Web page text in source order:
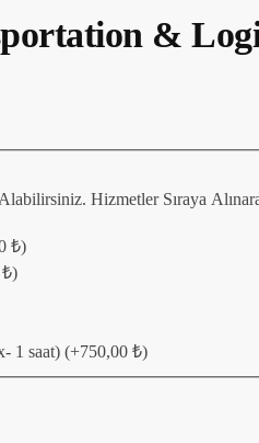
&
Hizmetler Sıraya
₺)
₺)
1 saat) (+750,00 ₺)